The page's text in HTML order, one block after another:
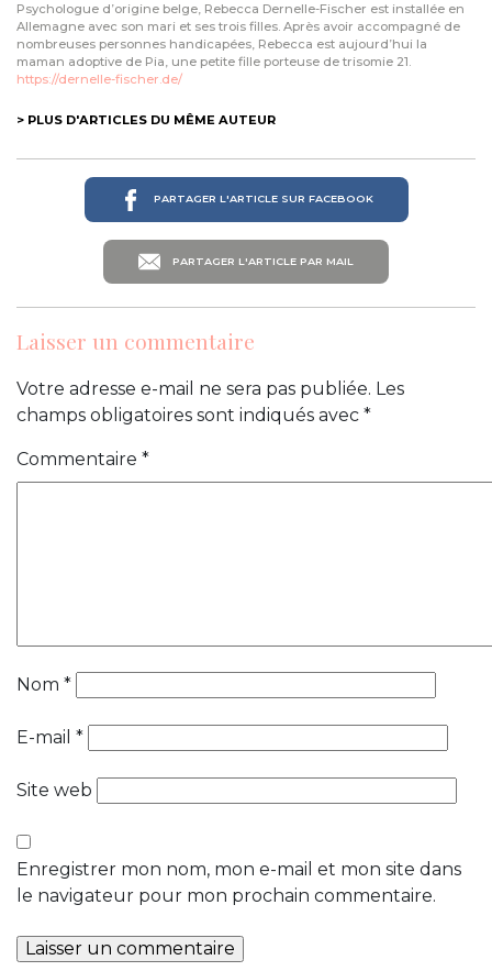
Psychologue d’origine belge, Rebecca Dernelle-Fischer est installée en
Allemagne avec son mari et ses trois filles. Après avoir accompagné de
nombreuses personnes handicapées, Rebecca est aujourd’hui la
maman adoptive de Pia, une petite fille porteuse de trisomie 21.
https://dernelle-fischer.de/
> PLUS D'ARTICLES DU MÊME AUTEUR
PARTAGER L'ARTICLE SUR FACEBOOK
PARTAGER L'ARTICLE PAR MAIL
Laisser un commentaire
Votre adresse e-mail ne sera pas publiée. Les
champs obligatoires sont indiqués avec *
Commentaire *
Nom *
E-mail *
Site web
Enregistrer mon nom, mon e-mail et mon site dans
le navigateur pour mon prochain commentaire.